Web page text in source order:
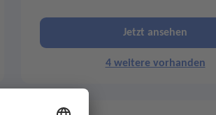
Jetzt ansehen
4 weitere vorhanden